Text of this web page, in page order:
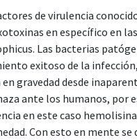
de virulencia
en específico en
Las bacterias
exitoso de la
gravedad desde
ante los humanos, por
en este caso
Con esto en mente